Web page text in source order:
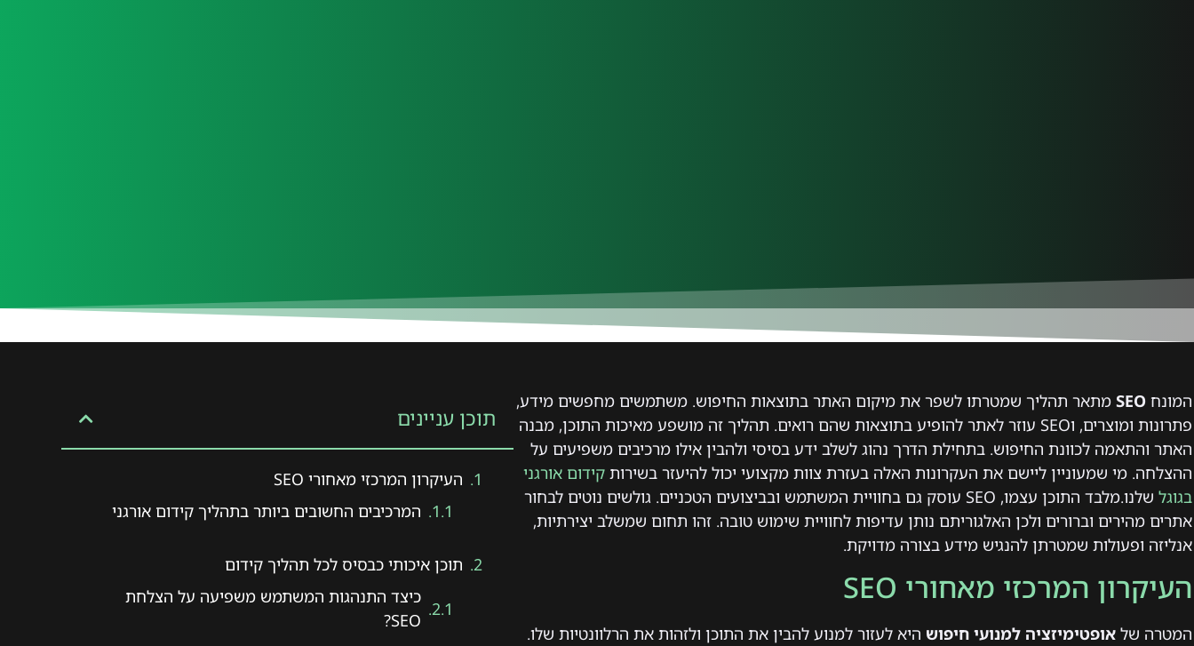
המונח SEO מתאר תהליך שמטרתו לשפר את מיקום האתר בתוצאות החיפוש. משתמשים מחפשים מידע,
פתרונות ומוצרים, וSEO עוזר לאתר להופיע בתוצאות שהם רואים. תהליך זה מושפע מאיכות התוכן, מבנה
האתר והתאמה לכוונת החיפוש. בתחילת הדרך נהוג לשלב ידע בסיסי ולהבין אילו מרכיבים משפיעים על
ההצלחה. מי שמעוניין ליישם את העקרונות האלה בעזרת צוות מקצועי יכול להיעזר בשירות קידום אורגני
בגוגל
שלנו.מלבד התוכן עצמו, SEO עוסק גם בחוויית המשתמש ובביצועים הטכניים. גולשים נוטים לבחור
אתרים מהירים וברורים ולכן האלגוריתם נותן עדיפות לחוויית שימוש טובה. זהו תחום שמשלב יצירתיות,
אנליזה ופעולות שמטרתן להנגיש מידע בצורה מדויקת.
העיקרון המרכזי מאחורי SEO
המטרה של אופטימיזציה למנועי חיפוש היא לעזור למנוע להבין את התוכן ולזהות את הרלוונטיות שלו.
תוכן עניינים
העיקרון המרכזי מאחורי SEO
המרכיבים החשובים ביותר בתהליך קידום אורגני
תוכן איכותי כבסיס לכל תהליך קידום
כיצד התנהגות המשתמש משפיעה על הצלחת
SEO?